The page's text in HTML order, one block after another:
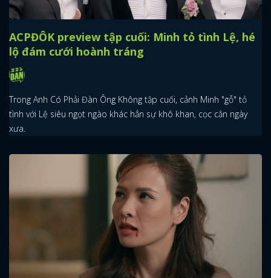
ACPĐÔK preview tập cuối: Minh tỏ tình Lệ, hé
lộ đám cưới hoành tráng
Trong Anh Có Phải Đàn Ông Không tập cuối, cảnh Minh "gỗ" tỏ
tình với Lệ siêu ngọt ngào khác hẳn sự khô khan, cọc cằn ngày
xưa.